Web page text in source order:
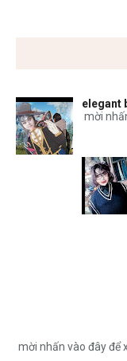
elegant
mời
mời nhấn vào đây để